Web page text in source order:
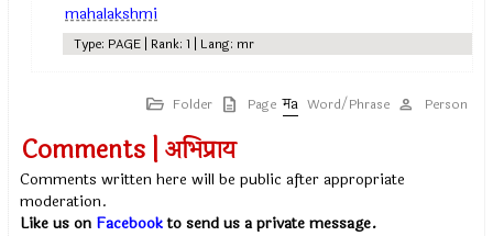
mahalakshmi
Type: PAGE | Rank: 1 | Lang: mr
Folder Page Word/Phrase Person
Comments | अभिप्राय
Comments written here will be public after appropriate
moderation.
Like us on Facebookto send us a private message.